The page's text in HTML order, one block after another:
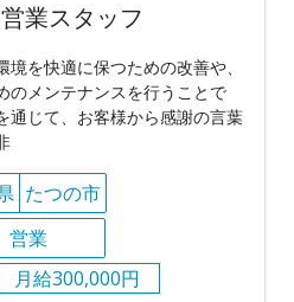
業スタッフ
を快適に保つための改善や、
のメンテナンスを行うことで
通じて、お客様から感謝の言葉
たつの市
営業
月給300,000円